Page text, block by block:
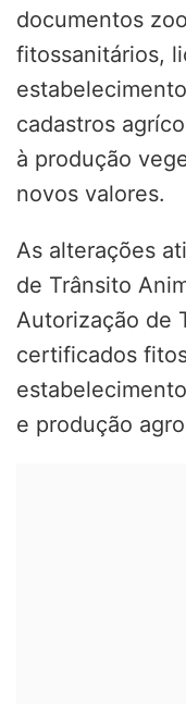
documentos
fitossanitários,
cadastros
à produção
novos valores.
As alterações
de Trânsito
Autorização de
certificados
e produção